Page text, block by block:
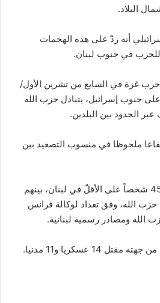
البلاد.
أنه ردّ على هذه الهجمات
في جنوب لبنان.
حرب غزة في السابع من تشرين الأول/
جنوب إسرائيل، يتبادل حزب الله
الحدود بين البلدين.
ملحوظا في منسوب التصعيد بين
ومنذ بدء التصعيد، قُتل 453 شخصاً على الأقلّ في لبنان، بينهم
مقاتلاً من حزب الله، وفق تعداد لوكالة فرانس
الله ومصادر رسمية لبنانية.
14 عسكريا و11 مدنيا.